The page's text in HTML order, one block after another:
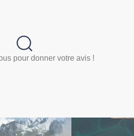
pour donner votre avis !